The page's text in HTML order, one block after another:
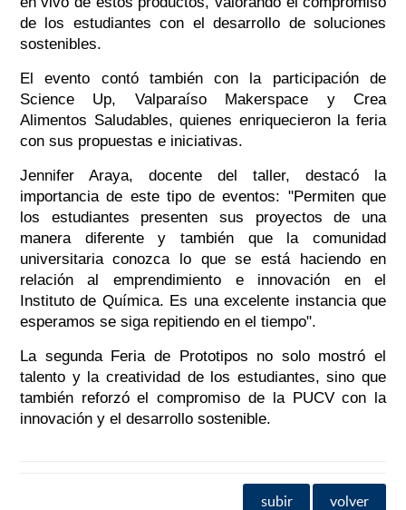
de los estudiantes con el desarrollo de soluciones
sostenibles.
El evento contó también con la participación de
Science Up, Valparaíso Makerspace y Crea
Alimentos Saludables, quienes enriquecieron la feria
con sus propuestas e iniciativas.
Jennifer Araya, docente del taller, destacó la
importancia de este tipo de eventos: "Permiten que
los estudiantes presenten sus proyectos de una
manera diferente y también que la comunidad
universitaria conozca lo que se está haciendo en
relación al emprendimiento e innovación en el
Instituto de Química. Es una excelente instancia que
esperamos se siga repitiendo en el tiempo".
La segunda Feria de Prototipos no solo mostró el
talento y la creatividad de los estudiantes, sino que
también reforzó el compromiso de la PUCV con la
innovación y el desarrollo sostenible.
subir volver